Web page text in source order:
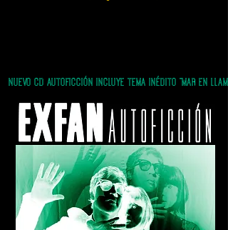
NUEVO CD AUTOFICCIÓN INCLUYE TEMA INÉDITO "MAR EN